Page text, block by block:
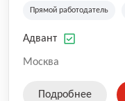
Прямой работодатель
Адвант
Москва
Подробнее